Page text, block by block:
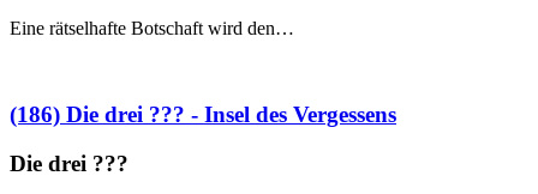
Eine rätselhafte Botschaft wird den…
(186) Die drei ??? - Insel des Vergessens
Die drei ???